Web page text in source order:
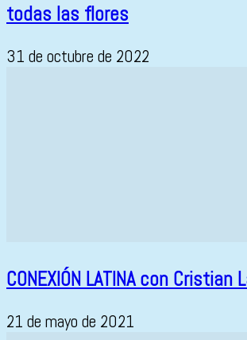
todas las flores
31 de octubre de 2022
CONEXIÓN LATINA con Cristian
21 de mayo de 2021